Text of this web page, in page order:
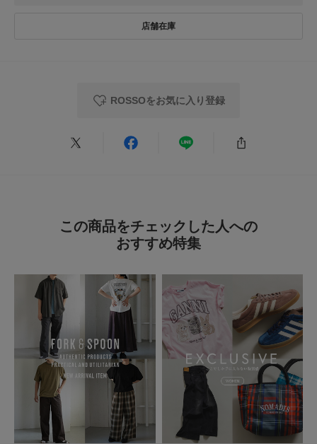
ROSSOをお気に入り登録
この商品をチェックした人への
おすすめ特集